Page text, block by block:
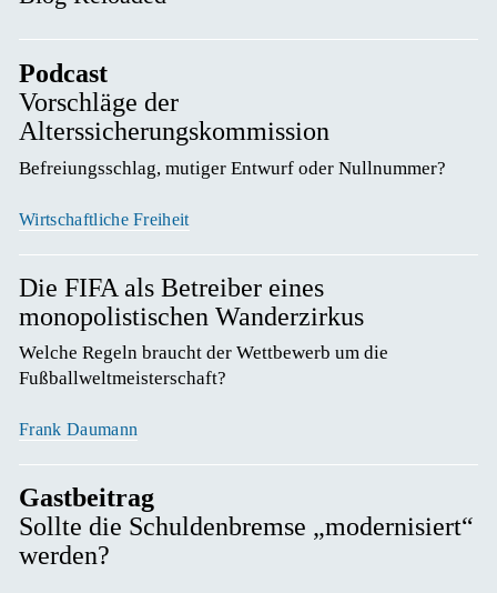
Podcast
Vorschläge der
Alterssicherungskommission
Befreiungsschlag, mutiger Entwurf oder Nullnummer?
Wirtschaftliche Freiheit
Die FIFA als Betreiber eines
monopolistischen Wanderzirkus
Welche Regeln braucht der Wettbewerb um die
Fußballweltmeisterschaft?
Frank Daumann
Gastbeitrag
Sollte die Schuldenbremse „modernisiert“
werden?